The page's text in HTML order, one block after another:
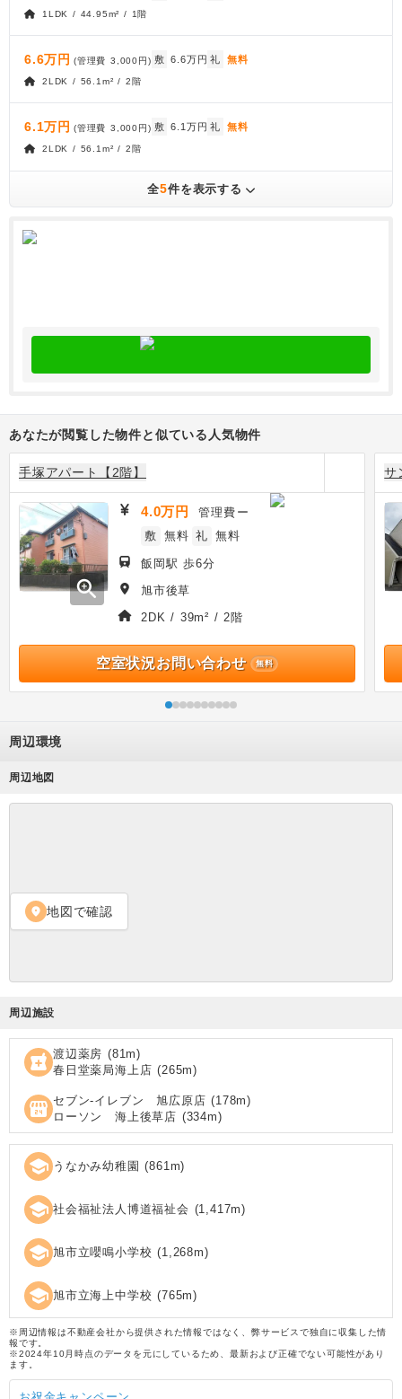
1LDK / 44.95m² / 1階
6.6万円 (管理費 3,000円) 敷 6.6万円 礼 無料
2LDK / 56.1m² / 2階
6.1万円 (管理費 3,000円) 敷 6.1万円 礼 無料
2LDK / 56.1m² / 2階
全5件を表示する
あなたが閲覧した物件と似ている人気物件
手塚アパート【2階】
zoom_in
4.0万円 管理費 ー
敷 無料 礼 無料
飯岡駅 歩6分
旭市後草
2DK / 39m² / 2階
空室状況お問い合わせ 無料
サ
周辺環境
周辺地図
location_on 地図で確認
周辺施設
local_pharmacy 渡辺薬房 (81m)
春日堂薬局海上店 (265m)
local_convenience_store セブン‐イレブン 旭広原店 (178m)
ローソン 海上後草店 (334m)
school うなかみ幼稚園 (861 m)
school 社会福祉法人博道福祉会 (1,417m)
school 旭市立嚶鳴小学校 (1,268m)
school 旭市立海上中学校 (765m)
※周辺情報は不動産会社から提供された情報ではなく、弊サービスで独自に収集した情
報です。
※2024年10月時点のデータを元にしているため、最新および正確でない可能性があり
ます。